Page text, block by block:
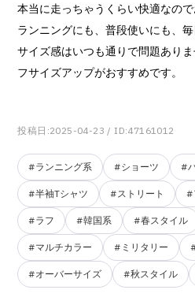
本当に走っちゃうくらい快適なの
ランニングにも、普段使いにも、
サイズ感はいつも通りで問題あり
フサイズアップがおすすめです。
投稿日:2025-04-23 / ID:47161012
#ランニング系 #ショーツ #
#半袖Tシャツ #ストリート #
#ラフ #韓国系 #春スタイル
#マルチカラー #ミリタリー
#オーバーサイズ #秋スタイル